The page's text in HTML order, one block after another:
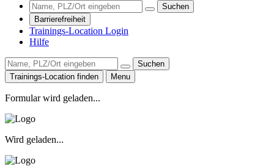
Suchen
Barrierefreiheit
Trainings-Location Login
Hilfe
Suchen
Trainings-Location finden
Menu
Formular wird geladen...
Wird geladen...